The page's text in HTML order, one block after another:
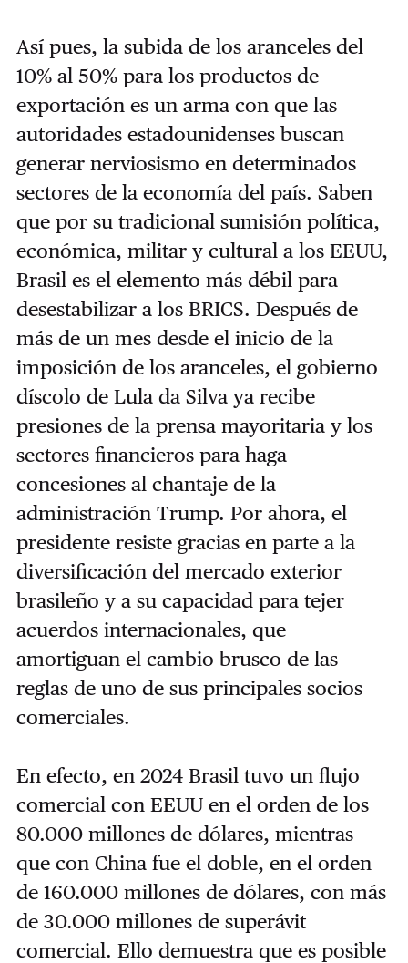
Así pues, la subida de los aranceles del
10% al 50% para los productos de
exportación es un arma con que las
autoridades estadounidenses buscan
generar nerviosismo en determinados
sectores de la economía del país. Saben
que por su tradicional sumisión política,
económica, militar y cultural a los EEUU,
Brasil es el elemento más débil para
desestabilizar a los BRICS. Después de
más de un mes desde el inicio de la
imposición de los aranceles, el gobierno
díscolo de Lula da Silva ya recibe
presiones de la prensa mayoritaria y los
sectores financieros para haga
concesiones al chantaje de la
administración Trump. Por ahora, el
presidente resiste gracias en parte a la
diversificación del mercado exterior
brasileño y a su capacidad para tejer
acuerdos internacionales, que
amortiguan el cambio brusco de las
reglas de uno de sus principales socios
comerciales.
En efecto, en 2024 Brasil tuvo un flujo
comercial con EEUU en el orden de los
80.000 millones de dólares, mientras
que con China fue el doble, en el orden
de 160.000 millones de dólares, con más
de 30.000 millones de superávit
comercial. Ello demuestra que es posible